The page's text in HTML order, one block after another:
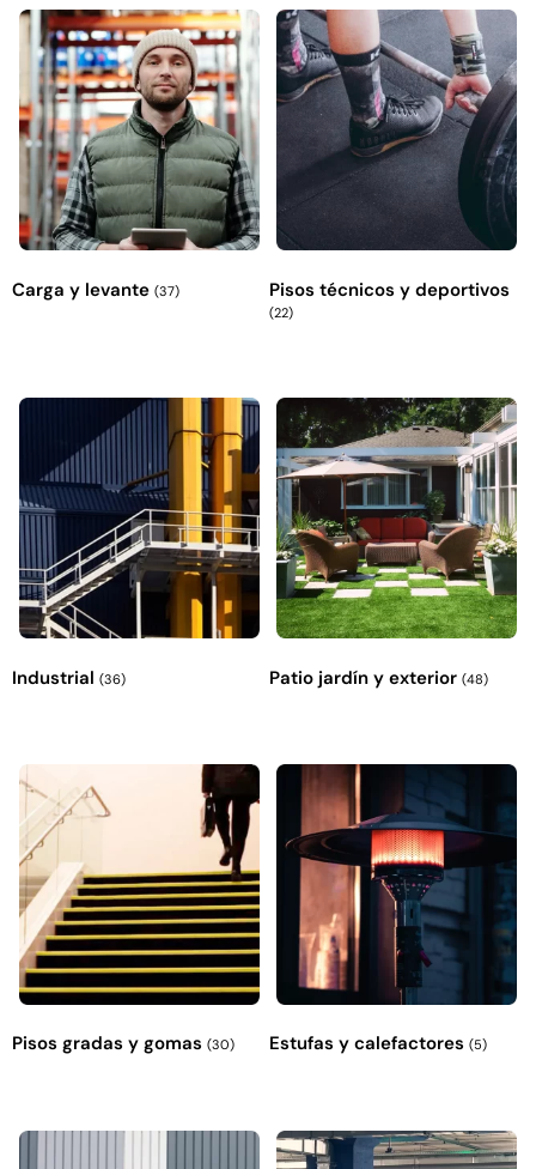
Carga y levante (37) Pisos técnicos y deportivos
(22)
Industrial (36) Patio jardín y exterior (48)
Pisos gradas y gomas (30) Estufas y calefactores (5)
Agregar al carrito
Explora más productos